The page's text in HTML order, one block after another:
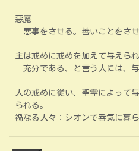
悪魔
悪事をさせる。善いことをさせ
主は戒めに戒めを加えて与えられ
充分である、と言う人には、
人の戒めに従い、聖霊によって
られる。
禍なる人々：シオンで呑気に暮ら